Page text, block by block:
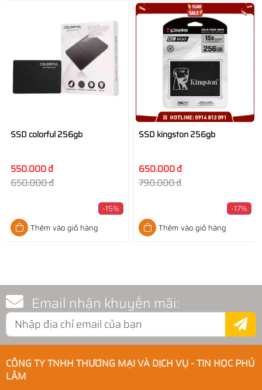
SSD colorful 256gb
550.000 đ
650.000 đ
-15%
Thêm vào giỏ hàng
SSD kingston 256gb
650.000 đ
790.000 đ
-17%
Thêm vào giỏ hàng
Email nhận khuyến mãi:
CÔNG TY TNHH THƯƠNG MẠI VÀ DỊCH VỤ - TIN HỌC PHÚ
LÂM